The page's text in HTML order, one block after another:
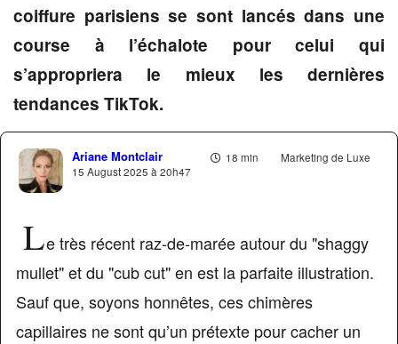
coiffure parisiens se sont lancés dans une
course à l’échalote pour celui qui
s’appropriera le mieux les dernières
tendances TikTok.
18 min Marketing de Luxe
Ariane Montclair
15 August 2025 à 20h47
Le très récent raz-de-marée autour du "shaggy
mullet" et du "cub cut" en est la parfaite illustration.
Sauf que, soyons honnêtes, ces chimères
capillaires ne sont qu’un prétexte pour cacher un